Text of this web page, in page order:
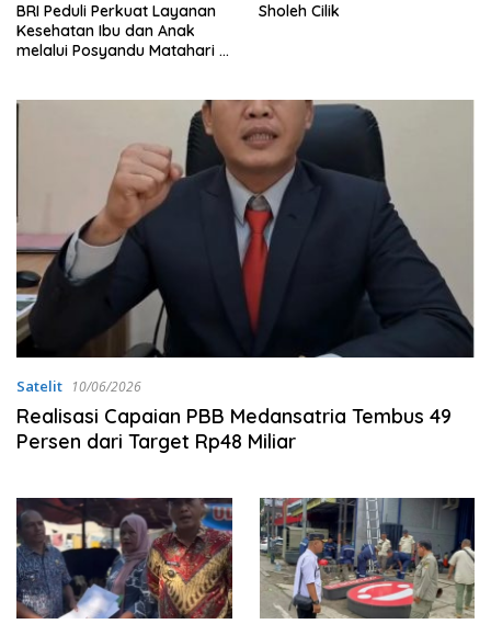
BRI Peduli Perkuat Layanan
Kesehatan Ibu dan Anak
melalui Posyandu Matahari di
Sholeh Cilik
Satelit 10/06/2026
Realisasi Capaian PBB Medansatria Tembus 49
Persen dari Target Rp48 Miliar